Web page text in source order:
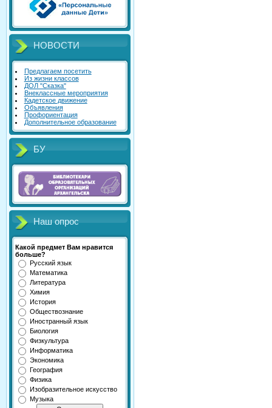
НОВОСТИ
Предлагаем посетить
Из жизни классов
ДОЛ "Сказка"
Внеклассные мероприятия
Кадетское движение
Объявления
Профориентация
Дополнительное образование
БУ
Наш опрос
Какой предмет Вам нравится
больше?
Русский язык
Математика
Литература
Химия
История
Обществознание
Иностранный язык
Биология
Физкультура
Информатика
Экономика
География
Физика
Изобразительное искусство
Музыка